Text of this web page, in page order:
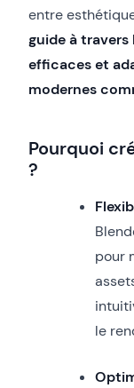
entre
guide à travers
efficaces et
modernes
Pourquoi
?
pour
le